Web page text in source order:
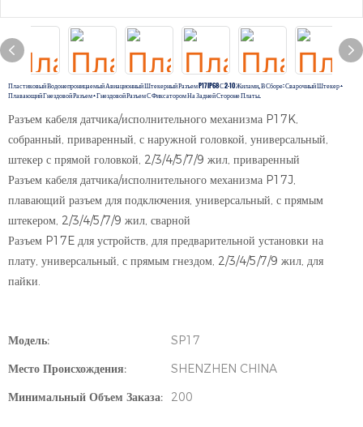
Пластиковый Водонепроницаемый Авиационный Штекерный Разъем P17 IP68 С 2-10 Жилами, В Сборе: Сварочный Штекер +
Плавающий Гнездовой Разъем + Гнездовой Разъем С Фиксатором На Задней Стороне Платы.
Разъем кабеля датчика/исполнительного механизма P17K,
собранный, приваренный, с наружной головкой, универсальный,
штекер с прямой головкой, 2/3/4/5/7/9 жил, приваренный
Разъем кабеля датчика/исполнительного механизма P17J,
плавающий разъем для подключения, универсальный, с прямым
штекером, 2/3/4/5/7/9 жил, сварной
Разъем P17E для устройств, для предварительной установки на
плату, универсальный, с прямым гнездом, 2/3/4/5/7/9 жил, для
пайки.
Модель:
SP17
Место Происхождения:
SHENZHEN CHINA
Минимальный Объем Заказа:
200